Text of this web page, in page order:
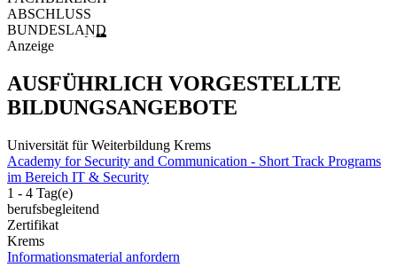
ABSCHLUSS
BUNDESLAND
Anzeige
AUSFÜHRLICH VORGESTELLTE
BILDUNGSANGEBOTE
Universität für Weiterbildung Krems
Academy for Security and Communication - Short Track Programs
im Bereich IT & Security
1 - 4 Tag(e)
berufsbegleitend
Zertifikat
Krems
Informationsmaterial anfordern